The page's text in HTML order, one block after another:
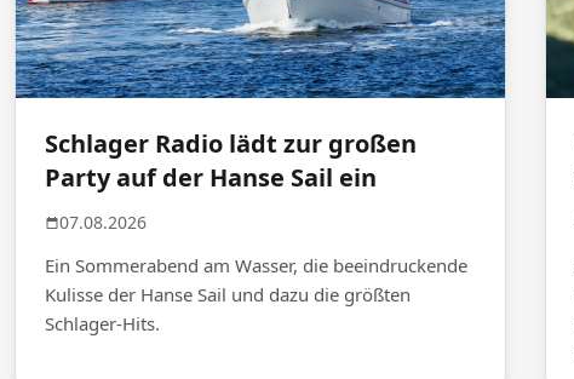
Schlager Radio lädt zur großen
Party auf der Hanse Sail ein
07.08.2026
Ein Sommerabend am Wasser, die beeindruckende
Kulisse der Hanse Sail und dazu die größten
Schlager-Hits.